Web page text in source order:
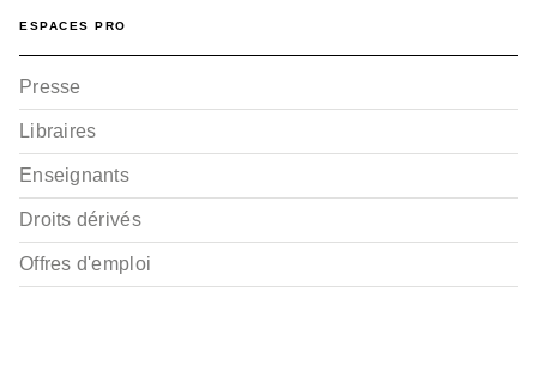
ESPACES PRO
Presse
Libraires
Enseignants
Droits dérivés
Offres d'emploi